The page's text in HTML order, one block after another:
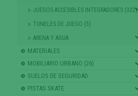
JUEGOS ACCESIBLES INTEGRADORES (322)
TUNELES DE JUEGO (5)
ARENA Y AGUA
MATERIALES
MOBILIARIO URBANO (26)
SUELOS DE SEGURIDAD
PISTAS SKATE